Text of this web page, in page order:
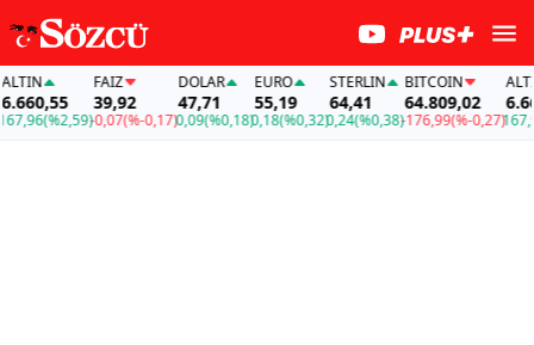
(%2,59)
FAİZ
39,92
-0,07(%-0,17)
DOLAR
47,71
0,09(%0,18)
EURO
55,19
0,18(%0,32)
STERLIN
64,41
0,24(%0,38)
BITCOIN
64.809,02
-176,99(%-0,27)
ALTIN
167,96